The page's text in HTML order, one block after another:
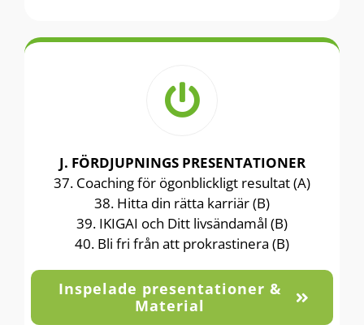
J. FÖRDJUPNINGS PRESENTATIONER
37. Coaching för ögonblickligt resultat (A)
38. Hitta din rätta karriär (B)
39. IKIGAI och Ditt livsändamål (B)
40. Bli fri från att prokrastinera (B)
Inspelade presentationer &
Material